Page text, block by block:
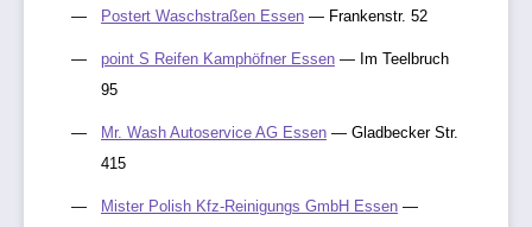
Postert Waschstraßen Essen — Frankenstr. 52
point S Reifen Kamphöfner Essen — Im Teelbruch
95
Mr. Wash Autoservice AG Essen — Gladbecker Str.
415
Mister Polish Kfz-Reinigungs GmbH Essen —